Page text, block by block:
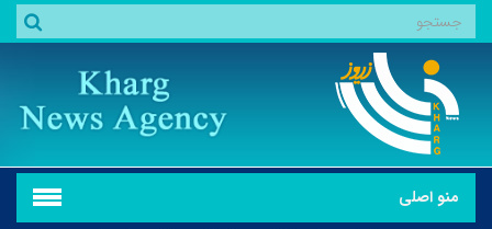
منو اصلی